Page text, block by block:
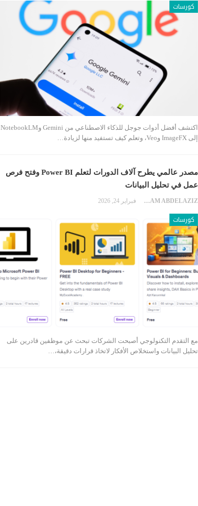
كورسات
اكتشف أفضل أدوات جوجل للذكاء الاصطناعي من Gemini وNotebookLM
إلى ImageFX وVeo، وتعلم كيف تستفيد منها لزيادة…
مصدر عالمي يطرح آلاف الدورات لتعلم Power BI وفتح فرص
عمل في تحليل البيانات
EKRAM ABDELAZIZ فبراير 24, 2026
كورسات
مع التقدم التكنولوجي أصبحت الشركات تبحث عن موظفين قادرين على
تحليل البيانات واستخلاص الأفكار لاتخاذ قرارات دقيقة،…